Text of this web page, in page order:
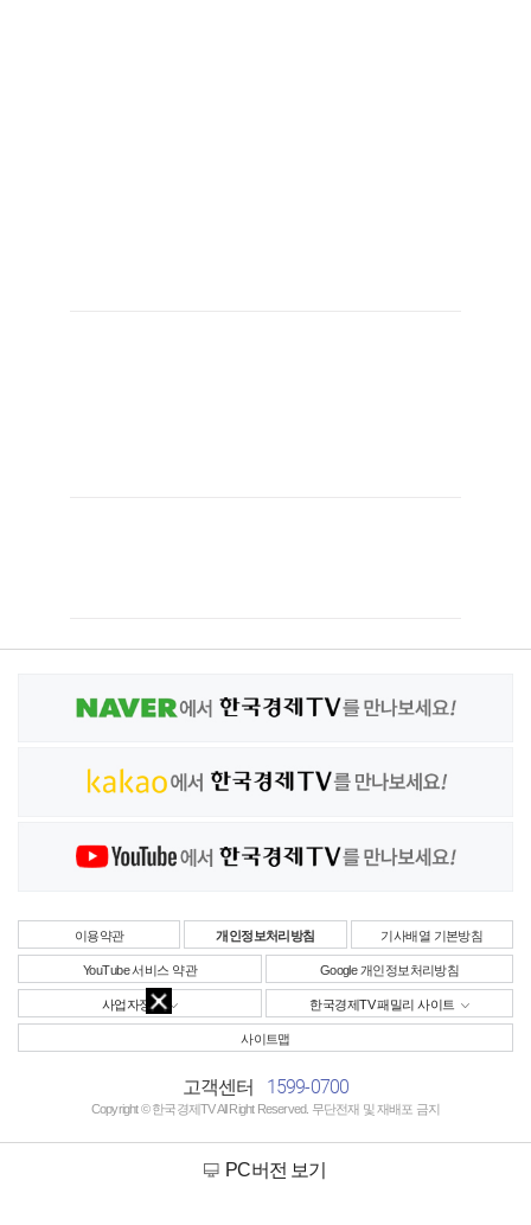
이용약관 개인정보처리방침 기사배열 기본방침
YouTube 서비스 약관 Google 개인정보처리방침
사업자정보 한국경제TV 패밀리 사이트
사이트맵
고객센터 1599-0700
Copyright © 한국경제TV All Right Reserved. 무단전재 및 재배포 금지
PC버전 보기